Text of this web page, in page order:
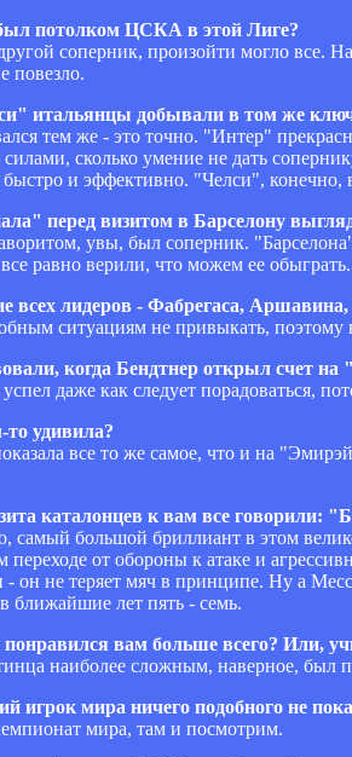
потолком ЦСКА в этой Лиге?
соперник, произойти могло
повезло.
итальянцы добывали в том же
тем же - это точно. "Интер"
сколько умение не дать
быстро и эффективно. "Челси",
перед визитом в Барселону
увы, был соперник.
равно верили, что можем ее обыграть.
всех лидеров - Фабрегаса,
ситуациям не привыкать, поэтому
когда Бендтнер открыл счет
даже как следует порадоваться,
удивила?
все то же самое, что и на
каталонцев к вам все говорили:
самый большой бриллиант в этом
переходе от обороны к атаке и
- он не теряет мяч в принципе. Ну а
ближайшие лет пять - семь.
вам больше всего? Или,
наиболее сложным, наверное, был
игрок мира ничего подобного не
мира, там и посмотрим.